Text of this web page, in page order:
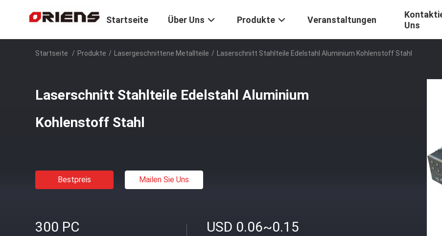
Startseite Über Uns Produkte Veranstaltungen
Uns
Startseite / Produkte / Lasergeschnittene Metallteile / Laserschnitt Stahlteile Edelstahl Aluminium Kohlenstoff Stahl
Laserschnitt Stahlteile Edelstahl Aluminium
Kohlenstoff Stahl
Bestpreis Mailen Sie Uns
300 PC
USD 0.06~0.15